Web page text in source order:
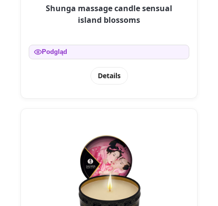
Shunga massage candle sensual
island blossoms
Podgląd
Details